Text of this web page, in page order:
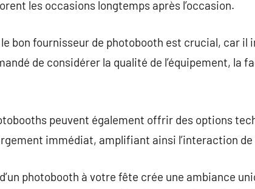
les occasions longtemps après l’occasion.
bon fournisseur de photobooth est crucial, car il
de considérer la qualité de l’équipement, la
peuvent également offrir des options
immédiat, amplifiant ainsi l’interaction
d’un photobooth à votre fête crée une ambiance